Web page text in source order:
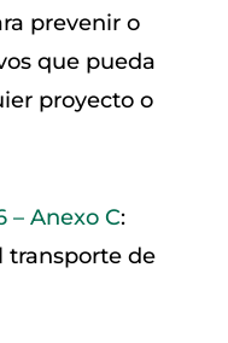
prevenir o
que pueda
proyecto o
– Anexo C:
transporte de